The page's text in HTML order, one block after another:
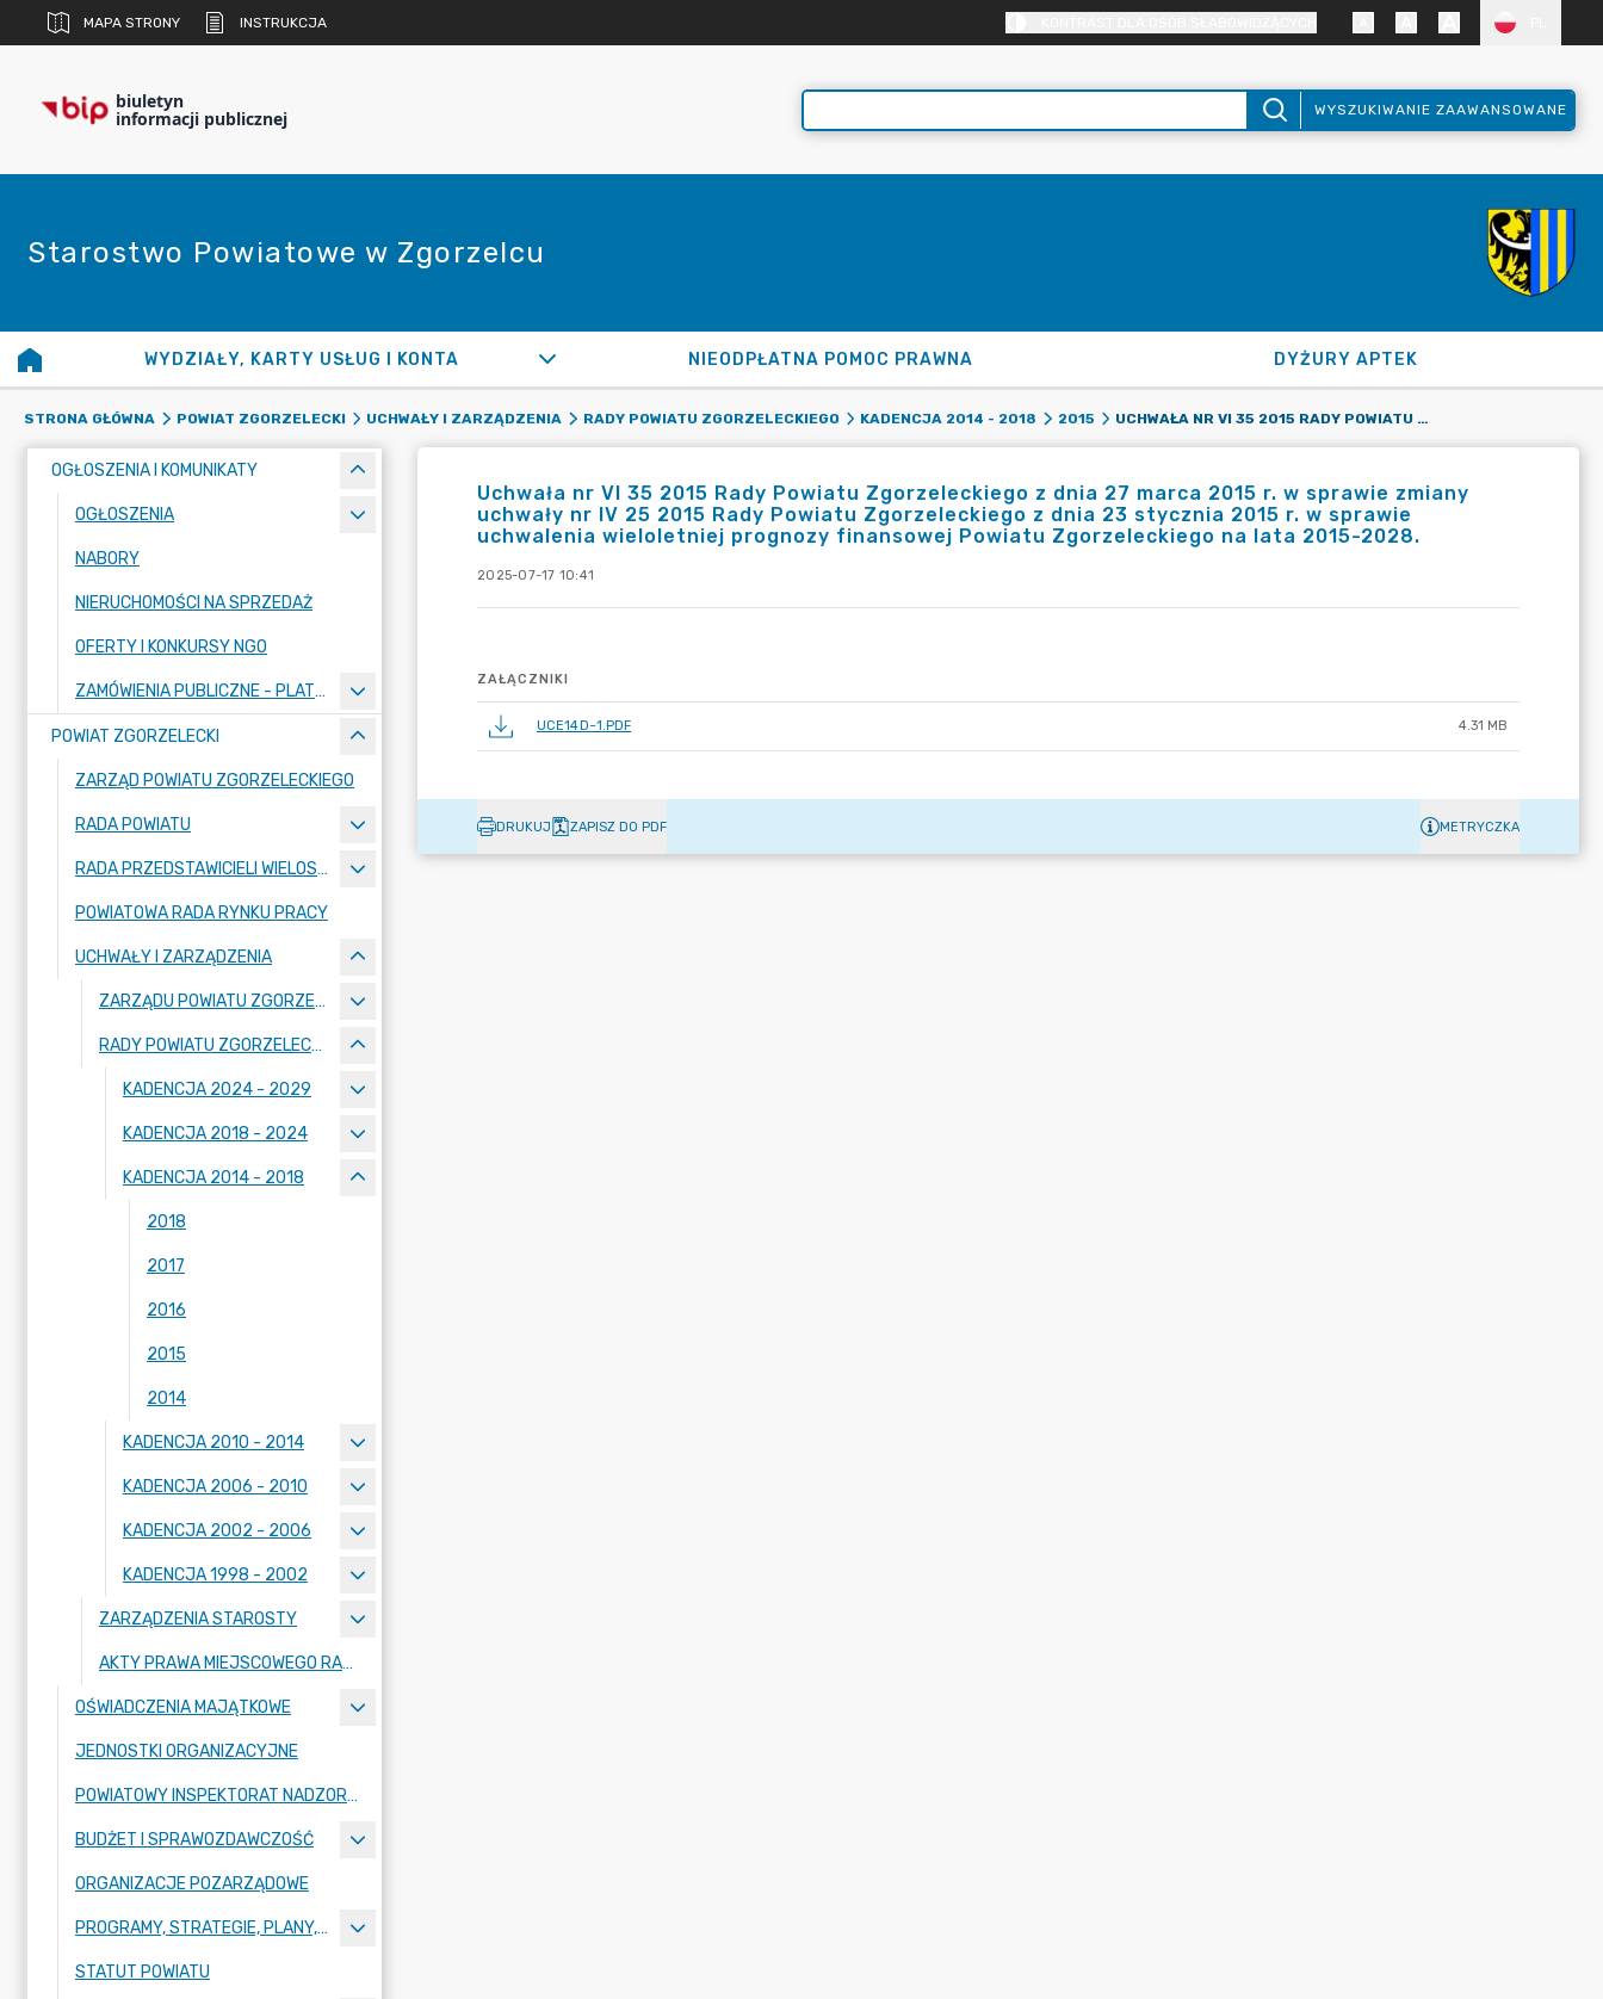
MAPA STRONY INSTRUKCJA
biuletyn
informacji publicznej WYSZUKIWANIE ZAAWANSOWANE
Starostwo Powiatowe w Zgorzelcu
WYDZIAŁY, KARTY USŁUG I KONTA NIEODPŁATNA POMOC PRAWNA DYŻURY APTEK
STRONA GŁÓWNA POWIAT ZGORZELECKI UCHWAŁY I ZARZĄDZENIA RADY POWIATU ZGORZELECKIEGO KADENCJA 2014 - 2018 2015 UCHWAŁA NR VI 35 2015 RADY POWIATU ZGORZELECKIEGO Z DNIA 27 MARCA 2015 R. W SPRAWIE ZMIANY UCHWAŁY NR IV 25 2015 RADY POWIATU ZGORZELECKIEGO Z DNIA 23 STYCZNIA 2015 R. W SPRAWIE UCHWALENIA WIELOLETNIEJ PROGNOZY FINANSOWEJ POWIATU ZGORZELECKIEGO NA LATA 2015-2028.
OGŁOSZENIA I KOMUNIKATY
OGŁOSZENIA
NABORY
NIERUCHOMOŚCI NA SPRZEDAŻ
OFERTY I KONKURSY NGO
ZAMÓWIENIA PUBLICZNE - PLATFORMA ZAKUPOWA
POWIAT ZGORZELECKI
ZARZĄD POWIATU ZGORZELECKIEGO
RADA POWIATU
RADA PRZEDSTAWICIELI WIELOSPECJALISTYCZNEGO ZESPOŁU OPIEKI ZDROWOTNEJ "BOLESŁAWIEC-ZGORZELEC" SAMODZIELNEGO PUBLICZNEGO ZAKŁADU OPIEKI ZDROWOTNEJ
POWIATOWA RADA RYNKU PRACY
UCHWAŁY I ZARZĄDZENIA
ZARZĄDU POWIATU ZGORZELECKIEGO
RADY POWIATU ZGORZELECKIEGO
KADENCJA 2024 - 2029
KADENCJA 2018 - 2024
KADENCJA 2014 - 2018
2018
2017
2016
2015
2014
KADENCJA 2010 - 2014
KADENCJA 2006 - 2010
KADENCJA 2002 - 2006
KADENCJA 1998 - 2002
ZARZĄDZENIA STAROSTY
AKTY PRAWA MIEJSCOWEGO RADY POWIATU ZGORZELECKIEGO
OŚWIADCZENIA MAJĄTKOWE
JEDNOSTKI ORGANIZACYJNE
POWIATOWY INSPEKTORAT NADZORU BUDOWLANEGO
BUDŻET I SPRAWOZDAWCZOŚĆ
ORGANIZACJE POZARZĄDOWE
PROGRAMY, STRATEGIE, PLANY, RAPORTY
STATUT POWIATU
Uchwała nr VI 35 2015 Rady Powiatu Zgorzeleckiego z dnia 27 marca 2015 r. w sprawie zmiany
uchwały nr IV 25 2015 Rady Powiatu Zgorzeleckiego z dnia 23 stycznia 2015 r. w sprawie
uchwalenia wieloletniej prognozy finansowej Powiatu Zgorzeleckiego na lata 2015-2028.
2025-07-17 10:41
ZAŁĄCZNIKI
UCE14D~1.PDF 4.31 MB
DRUKUJ ZAPISZ DO PDF METRYCZKA